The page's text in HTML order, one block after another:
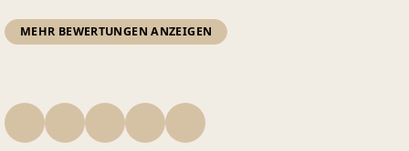
MEHR BEWERTUNGEN ANZEIGEN